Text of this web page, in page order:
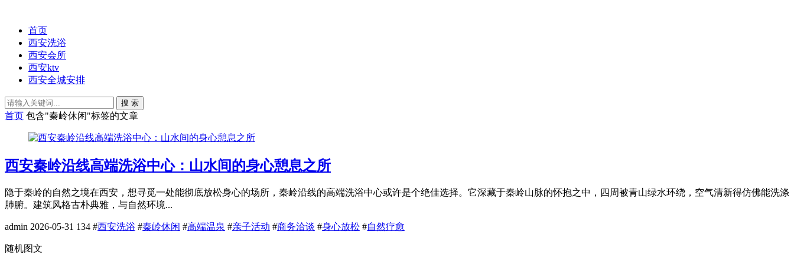
首页
西安洗浴
西安会所
西安ktv
西安全城安排
搜 索
首页 包含"秦岭休闲"标签的文章
西安秦岭沿线高端洗浴中心：山水间的身心憩息之所
隐于秦岭的自然之境在西安，想寻觅一处能彻底放松身心的场所，秦岭沿线的高端洗浴中心或许是个绝佳选择。它深藏于秦岭山脉的怀抱之中，四周被青山绿水环绕，空气清新得仿佛能洗涤
肺腑。建筑风格古朴典雅，与自然环境...
admin 2026-05-31 134 #西安洗浴 #秦岭休闲 #高端温泉 #亲子活动 #商务洽谈 #身心放松 #自然疗愈
随机图文